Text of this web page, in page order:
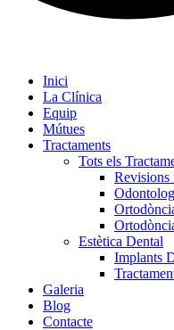
Inici
La Clínica
Equip
Mútues
Tractaments
Tots els
Revisions
Estètica Dental
Implants
Galeria
Blog
Contacte